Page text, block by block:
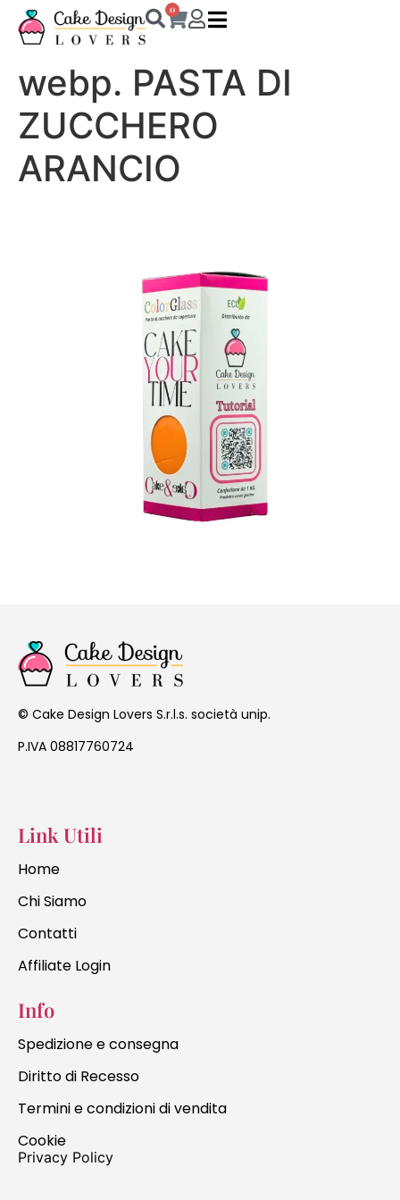
0
webp. PASTA DI
ZUCCHERO
ARANCIO
© Cake Design Lovers S.r.l.s. società unip.
P.IVA 08817760724
Link Utili
Home
Chi Siamo
Contatti
Affiliate Login
Info
Spedizione e consegna
Diritto di Recesso
Termini e condizioni di vendita
Cookie
Privacy Policy